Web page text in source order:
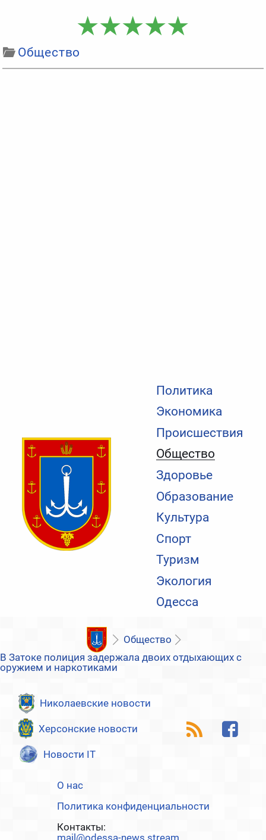
Политика
Экономика
Происшествия
Общество
Здоровье
Образование
Культура
Спорт
Туризм
Экология
Одесса
Общество
Общество
В Затоке полиция задержала двоих отдыхающих с
оружием и наркотиками
Николаевские новости
Херсонские новости
Новости IT
О нас
Политика конфиденциальности
Контакты: